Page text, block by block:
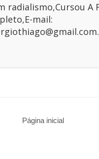
radialismo,Cursou A
mail:
Página inicial